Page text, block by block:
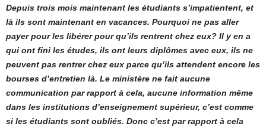
Depuis trois mois maintenant les étudiants s’impatientent, et
là ils sont maintenant en vacances. Pourquoi ne pas aller
payer pour les libérer pour qu’ils rentrent chez eux? Il y en a
qui ont fini les études, ils ont leurs diplômes avec eux, ils ne
peuvent pas rentrer chez eux parce qu’ils attendent encore les
bourses d’entretien là. Le ministère ne fait aucune
communication par rapport à cela, aucune information même
dans les institutions d’enseignement supérieur, c’est comme
si les étudiants sont oubliés. Donc c’est par rapport à cela